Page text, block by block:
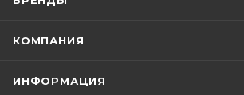
КОМПАНИЯ
ИНФОРМАЦИЯ